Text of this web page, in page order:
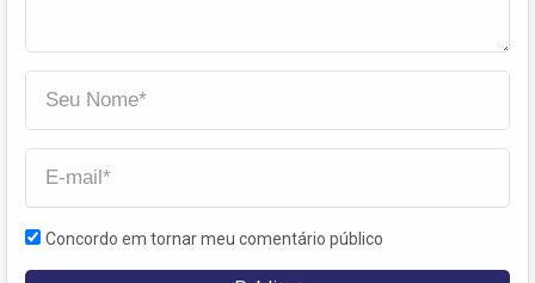
Concordo em tornar meu comentário público